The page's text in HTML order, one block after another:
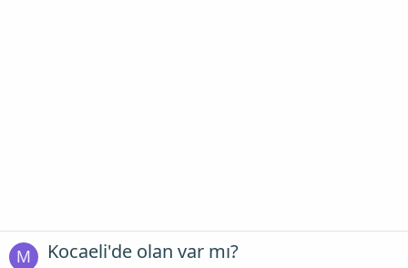
M Kocaeli'de olan var mı?